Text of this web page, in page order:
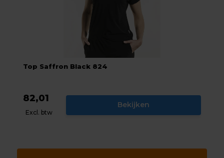
Top Saffron Black 824
82,01
Excl. btw
Bekijken